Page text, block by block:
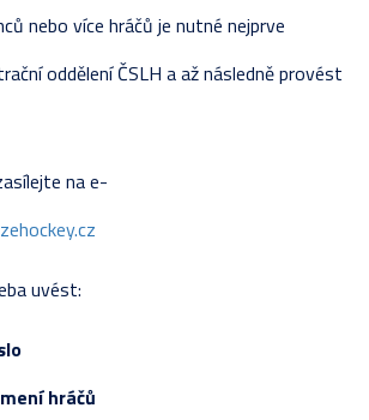
nebo více hráčů je nutné nejprve
oddělení ČSLH a až následně provést
na e-
uvést:
hráčů